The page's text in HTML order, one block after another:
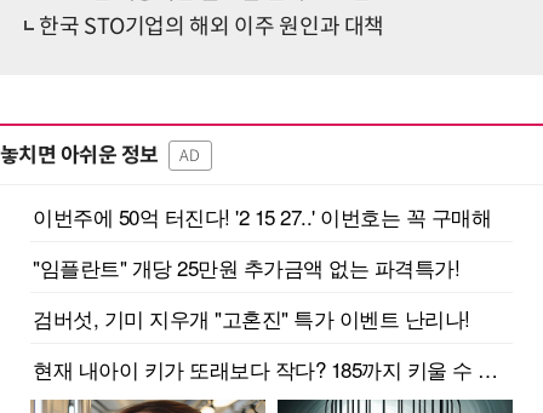
한국 STO기업의 해외 이주 원인과 대책
놓치면 아쉬운 정보 AD